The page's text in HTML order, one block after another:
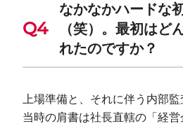
なかなかハードな
（笑）。最初はど
れたのですか？
上場準備と、それに伴う内部
当時の肩書は社長直轄の「経営